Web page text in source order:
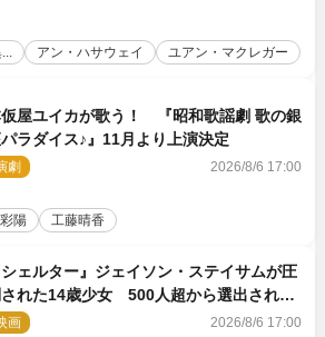
アン・ハサウェイ ユアン・マクレガー
屋ユイカが歌う！ 『昭和歌謡劇 歌の銀
ラダイス♪』11月より上演決定
劇 2026/8/6 17:00
陽 工藤晴香
ェルター』ジェイソン・ステイサムが圧
れた14歳少女 500人超から選出された
ボディ・レイ・ブレスナックとは
画 2026/8/6 17:00